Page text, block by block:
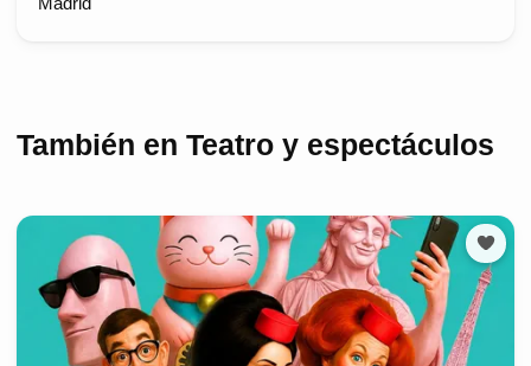
También en Teatro y espectáculos